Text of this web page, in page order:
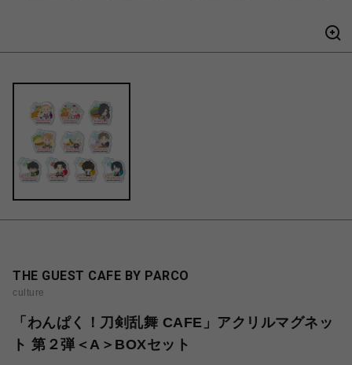
THE GUEST CAFE BY PARCO
culture
「わんぱく！刀剣乱舞 CAFE」アクリルマグネッ
ト 第２弾＜A＞BOXセット